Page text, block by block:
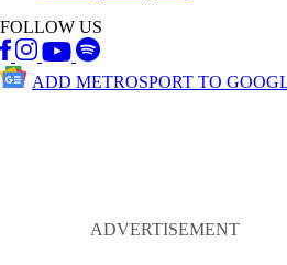
FOLLOW US
ADD METROSPORT TO